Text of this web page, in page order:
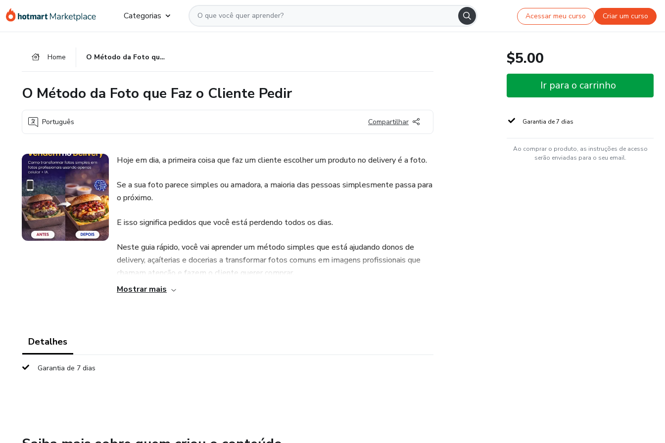
para
para
para
Categorias Acessar meu curso Criar um curso
Home O Método da Foto que Faz o Cliente Pedir
O Método da Foto que Faz o Cliente Pedir
Português Compartilhar
Hoje em dia, a primeira coisa que faz um cliente escolher um produto no delivery é a foto.
Se a sua foto parece simples ou amadora, a maioria das pessoas simplesmente passa para
o próximo.
E isso significa pedidos que você está perdendo todos os dias.
Neste guia rápido, você vai aprender um método simples que está ajudando donos de
delivery, açaíterias e docerias a transformar fotos comuns em imagens profissionais que
chamam atenção e fazem o cliente querer comprar.
Mostrar mais
Detalhes
Garantia de 7 dias
$5.00
Ir para o carrinho
Garantia de 7 dias
Ao comprar o produto, as instruções de acesso
serão enviadas para o seu email.